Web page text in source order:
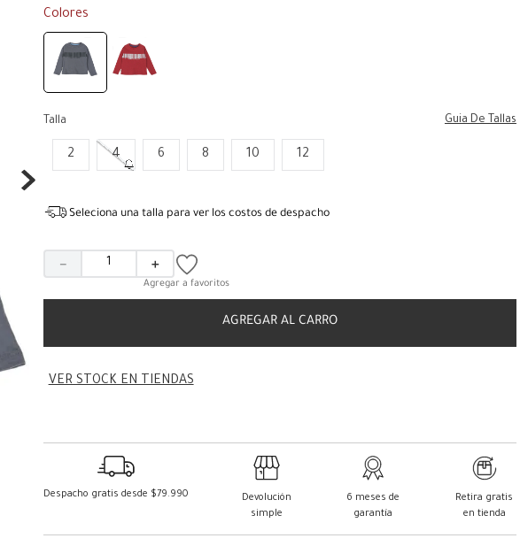
Colores
Talla Guia De Tallas
2 4 6 8 10 12
Seleciona una talla para ver los costos de despacho
＋
－
AGREGAR AL CARRO
VER STOCK EN TIENDAS
Despacho gratis desde $79.990
Devolución
simple
6 meses de
garantía
Retira gratis
en tienda